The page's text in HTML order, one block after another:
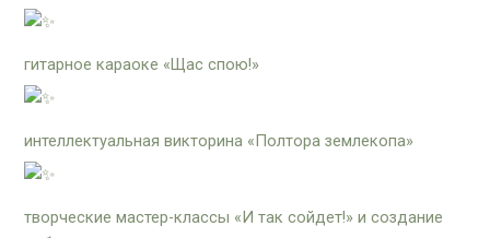
гитарное караоке «Щас спою!»
интеллектуальная викторина «Полтора землекопа»
творческие мастер-классы «И так сойдет!» и создание